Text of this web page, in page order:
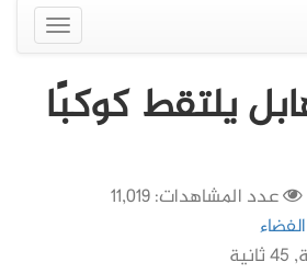
عرض
القائمة
يلتقط كوكبًا
عدد المشاهدات: 11,019